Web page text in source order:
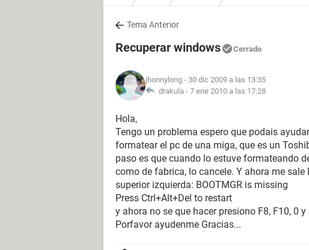
Tema Anterior
Recuperar windows Cerrado
jhonnylong - 30 dic 2009 a las 13:35
drakula - 7 ene 2010 a las 17:28
Hola,
Tengo un problema espero que podais
formatear el pc de una miga, que es un
paso es que cuando lo estuve formateando
como de fabrica, lo cancele. Y ahora me
superior izquierda: BOOTMGR is missing
Press Ctrl+Alt+Del to restart
y ahora no se que hacer presiono F8, F10, 0
Porfavor ayudenme Gracias...